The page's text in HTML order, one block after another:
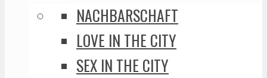
NACHBARSCHAFT
LOVE IN THE CITY
SEX IN THE CITY